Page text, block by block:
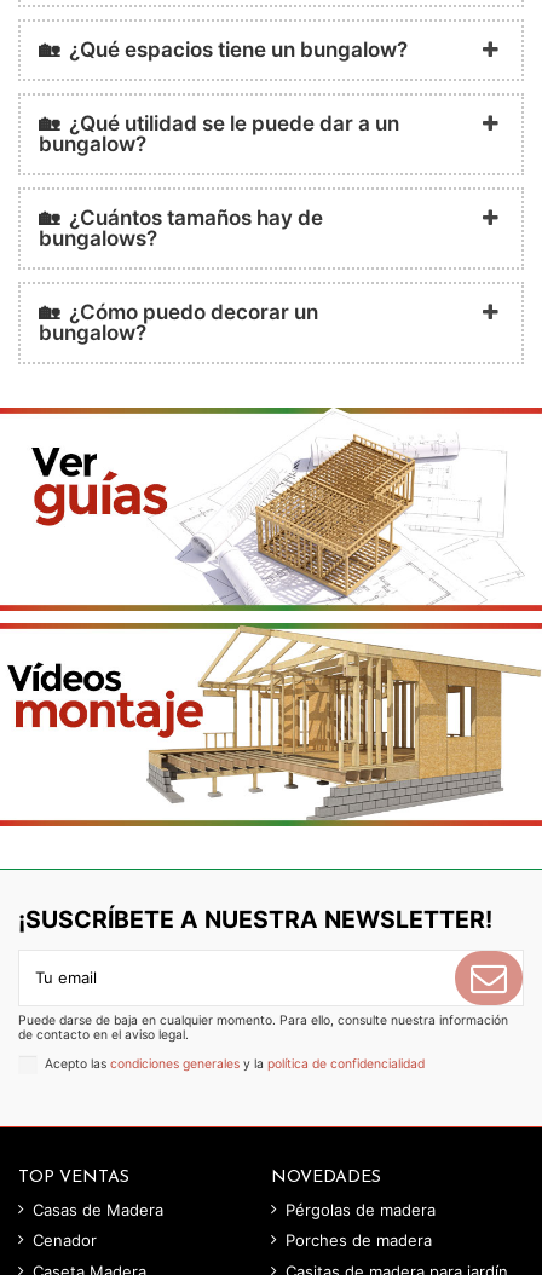
🏡 ¿Qué espacios tiene un bungalow?
🏡 ¿Qué utilidad se le puede dar a un
bungalow?
🏡 ¿Cuántos tamaños hay de
bungalows?
🏡 ¿Cómo puedo decorar un
bungalow?
¡SUSCRÍBETE A NUESTRA NEWSLETTER!
Puede darse de baja en cualquier momento. Para ello, consulte nuestra información
de contacto en el aviso legal.
Acepto las condiciones generales y la política de confidencialidad
TOP VENTAS
Casas de Madera
Cenador
Caseta Madera
NOVEDADES
Pérgolas de madera
Porches de madera
Casitas de madera para jardín